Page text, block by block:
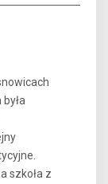
szkoła z